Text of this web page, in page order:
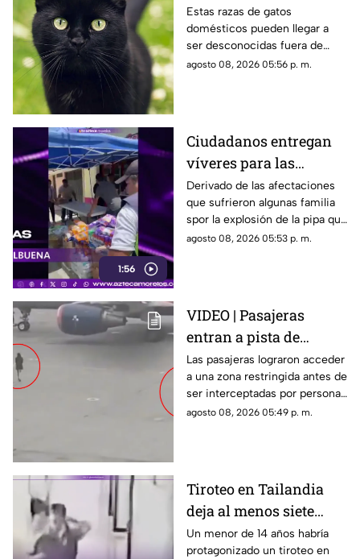
cinco razas más raras
de gatos domésticos en
todo el mundo
Estas razas de gatos
domésticos pueden llegar a
ser desconocidas fuera de
círculos especializados, y
agosto 08, 2026 05:56 p. m.
1:56
Ciudadanos entregan
víveres para las
familias afectadas por
la explosión de pipa en
Cuernavaca
Derivado de las afectaciones
que sufrieron algunas familia
spor la explosión de la pipa que
transportaba gas LP,
agosto 08, 2026 05:53 p. m.
VIDEO | Pasajeras
entran a pista de
aeropuerto tras perder
su vuelo; autoridades
logran detenerlas
Las pasajeras lograron acceder
a una zona restringida antes de
ser interceptadas por personal
del aeropuerto.
agosto 08, 2026 05:49 p. m.
Tiroteo en Tailandia
deja al menos siete
muertos
Un menor de 14 años habría
protagonizado un tiroteo en